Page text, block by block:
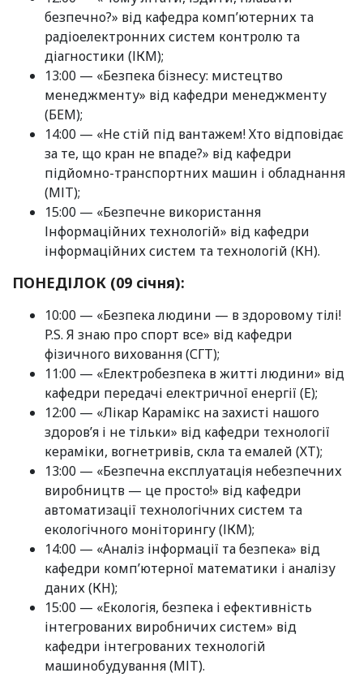
безпечно?» від кафедра комп’ютерних та
радіоелектронних систем контролю та
діагностики (ІКМ);
13:00 — «Безпека бізнесу: мистецтво
менеджменту» від кафедри менеджменту
(БЕМ);
14:00 — «Не стій під вантажем! Хто відповідає
за те, що кран не впаде?» від кафедри
підйомно-транспортних машин і обладнання
(МІТ);
15:00 — «Безпечне використання
Інформаційних технологій» від кафедри
інформаційних систем та технологій (КН).
ПОНЕДІЛОК (09 січня):
10:00 — «Безпека людини — в здоровому тілі!
P.S. Я знаю про спорт все» від кафедри
фізичного виховання (СГТ);
11:00 — «Електробезпека в житті людини» від
кафедри передачі електричної енергії (Е);
12:00 — «Лікар Карамікс на захисті нашого
здоров’я і не тільки» від кафедри технології
кераміки, вогнетривів, скла та емалей (ХТ);
13:00 — «Безпечна експлуатація небезпечних
виробництв — це просто!» від кафедри
автоматизації технологічних систем та
екологічного моніторингу (ІКМ);
14:00 — «Аналіз інформації та безпека» від
кафедри комп’ютерної математики і аналізу
даних (КН);
15:00 — «Екологія, безпека і ефективність
інтегрованих виробничих систем» від
кафедри інтегрованих технологій
машинобудування (МІТ).